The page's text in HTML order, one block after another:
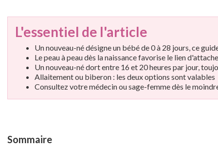
L'essentiel de l'article
Un nouveau-né désigne un bébé de 0 à 28 jours, ce
Le peau à peau dès la naissance favorise le lien
Un nouveau-né dort entre 16 et 20 heures par jour,
Allaitement ou biberon : les deux options sont valables
Consultez votre médecin ou sage-femme dès le
Sommaire